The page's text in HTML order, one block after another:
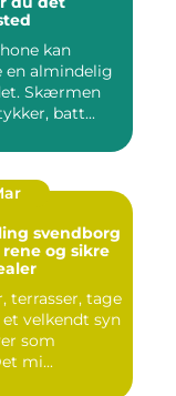
kan
en almindelig
Skærmen
batt...
svendborg
og sikre
terrasser, tage
velkendt syn
som
mi...